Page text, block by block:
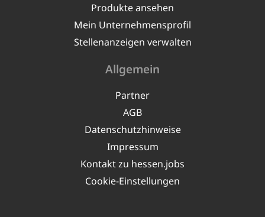
Produkte ansehen
Mein Unternehmensprofil
Stellenanzeigen verwalten
Allgemein
Partner
AGB
Datenschutzhinweise
Impressum
Kontakt zu hessen.jobs
Cookie-Einstellungen